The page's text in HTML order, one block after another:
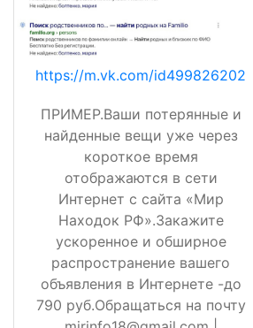
https://m.vk.com/id499826202
ПРИМЕР.Ваши потерянные и
найденные вещи уже через
короткое время
отображаются в сети
Интернет с сайта «Мир
Находок РФ».Закажите
ускоренное и обширное
распространение вашего
объявления в Интернете -до
790 руб.Обращаться на почту